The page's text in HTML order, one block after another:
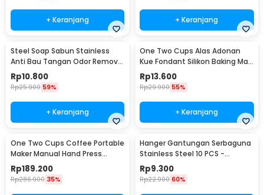
+ Keranjang + Keranjang
Steel Soap Sabun Stainless
Anti Bau Tangan Odor Remove
- HW071
Rp10.800
Rp25.900 59%
+ Keranjang
One Two Cups Alas Adonan
Kue Fondant Silikon Baking Mat
Anti Slip - JJ3873
Rp13.600
Rp29.900 55%
+ Keranjang
One Two Cups Coffee Portable
Maker Manual Hand Press
Espresso 300ml - T35066
Rp189.200
Rp286.900 35%
Hanger Gantungan Serbaguna
Stainless Steel 10 PCS -
M127105
Rp9.300
Rp22.900 60%